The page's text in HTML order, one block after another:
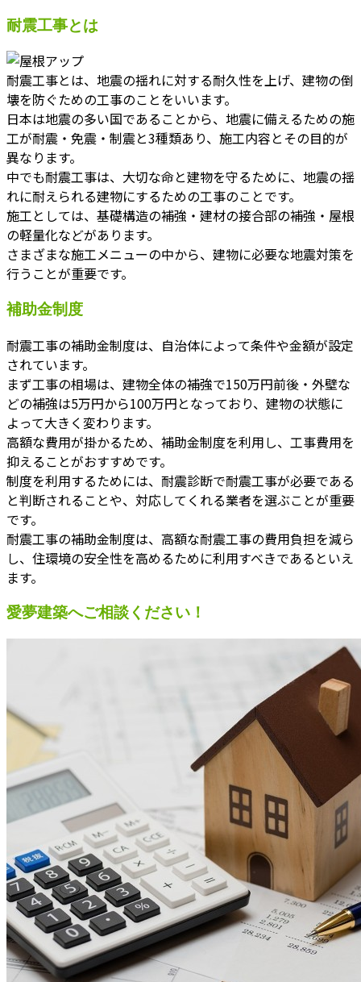
耐震工事とは
耐震工事とは、地震の揺れに対する耐久性を上げ、建物の倒
壊を防ぐための工事のことをいいます。
日本は地震の多い国であることから、地震に備えるための施
工が耐震・免震・制震と3種類あり、施工内容とその目的が
異なります。
中でも耐震工事は、大切な命と建物を守るために、地震の揺
れに耐えられる建物にするための工事のことです。
施工としては、基礎構造の補強・建材の接合部の補強・屋根
の軽量化などがあります。
さまざまな施工メニューの中から、建物に必要な地震対策を
行うことが重要です。
補助金制度
耐震工事の補助金制度は、自治体によって条件や金額が設定
されています。
まず工事の相場は、建物全体の補強で150万円前後・外壁な
どの補強は5万円から100万円となっており、建物の状態に
よって大きく変わります。
高額な費用が掛かるため、補助金制度を利用し、工事費用を
抑えることがおすすめです。
制度を利用するためには、耐震診断で耐震工事が必要である
と判断されることや、対応してくれる業者を選ぶことが重要
です。
耐震工事の補助金制度は、高額な耐震工事の費用負担を減ら
し、住環境の安全性を高めるために利用すべきであるといえ
ます。
愛夢建築へご相談ください！